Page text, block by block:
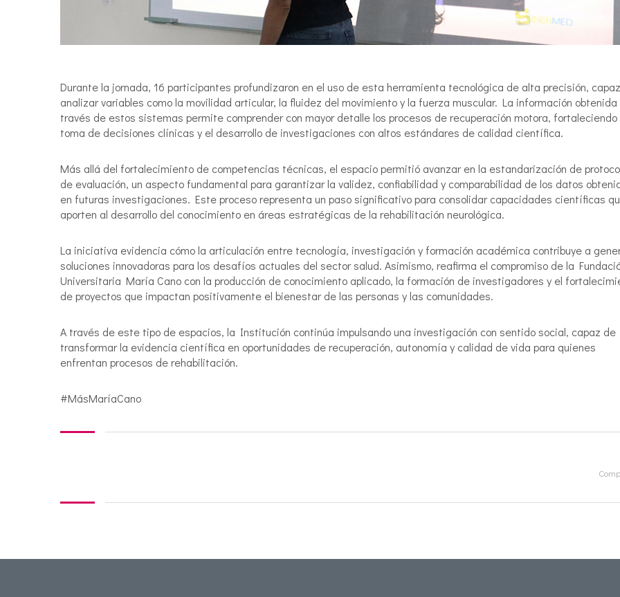
Durante la jornada, 16 participantes profundizaron en el uso de esta herramienta tecnológica de alta precisión,
analizar variables como la movilidad articular, la fluidez del movimiento y la fuerza muscular. La información obtenida
través de estos sistemas permite comprender con mayor detalle los procesos de recuperación motora, fortaleciendo
toma de decisiones clínicas y el desarrollo de investigaciones con altos estándares de calidad científica.
Más allá del fortalecimiento de competencias técnicas, el espacio permitió avanzar en la estandarización de
de evaluación, un aspecto fundamental para garantizar la validez, confiabilidad y comparabilidad de los datos
en futuras investigaciones. Este proceso representa un paso significativo para consolidar capacidades científicas
aporten al desarrollo del conocimiento en áreas estratégicas de la rehabilitación neurológica.
La iniciativa evidencia cómo la articulación entre tecnología, investigación y formación académica contribuye a
soluciones innovadoras para los desafíos actuales del sector salud. Asimismo, reafirma el compromiso de la
Universitaria María Cano con la producción de conocimiento aplicado, la formación de investigadores y el
de proyectos que impactan positivamente el bienestar de las personas y las comunidades.
A través de este tipo de espacios, la Institución continúa impulsando una investigación con sentido social, capaz de
transformar la evidencia científica en oportunidades de recuperación, autonomía y calidad de vida para quienes
enfrentan procesos de rehabilitación.
#MásMaríaCano